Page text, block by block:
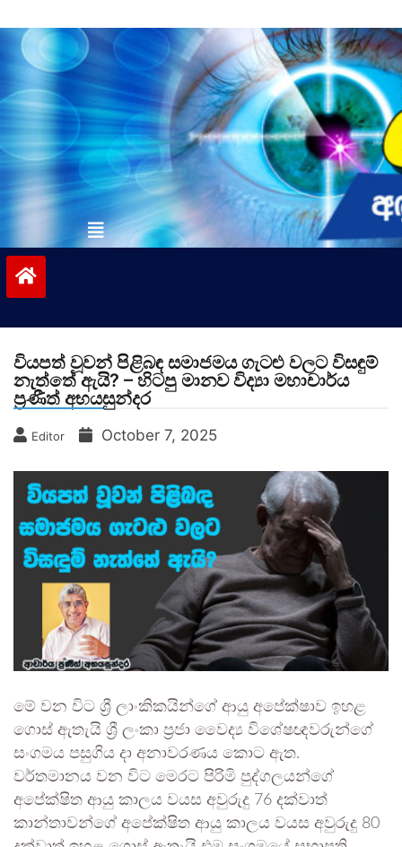
to
contentvinivida.lk
වියපත් වූවන් පිළිබඳ සමාජමය ගැටළු වලට විසඳුම්
නැත්තේ ඇයි? – හිටපු මානව විද්‍යා මහාචාර්ය
ප්‍රණීත් අභයසුන්දර
Editor October 7, 2025
මේ වන විට ශ්‍රී ලාංකිකයින්ගේ ආයු අපේක්ෂාව ඉහළ
ගොස් ඇතැයි ශ්‍රී ලංකා ප්‍රජා වෛද්‍ය විශේෂඥවරුන්ගේ
සංගමය පසුගිය දා අනාවරණය කොට ඇත.
වර්තමානය වන විට මෙරට පිරිමි පුද්ගලයන්ගේ
අපේක්ෂිත ආයු කාලය වයස අවුරුදු 76 දක්වාත්
කාන්තාවන්ගේ අපේක්ෂිත ආයු කාලය වයස අවුරුදු 80